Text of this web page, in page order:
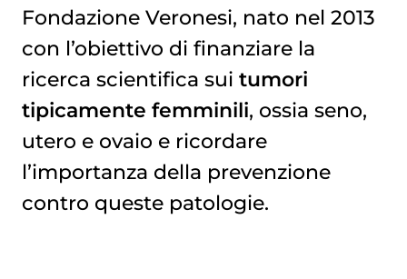
Fondazione Veronesi, nato nel 2013
con l’obiettivo di finanziare la
ricerca scientifica sui tumori
tipicamente femminili, ossia seno,
utero e ovaio e ricordare
l’importanza della prevenzione
contro queste patologie.